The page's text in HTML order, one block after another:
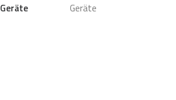
Geräte
Geräte